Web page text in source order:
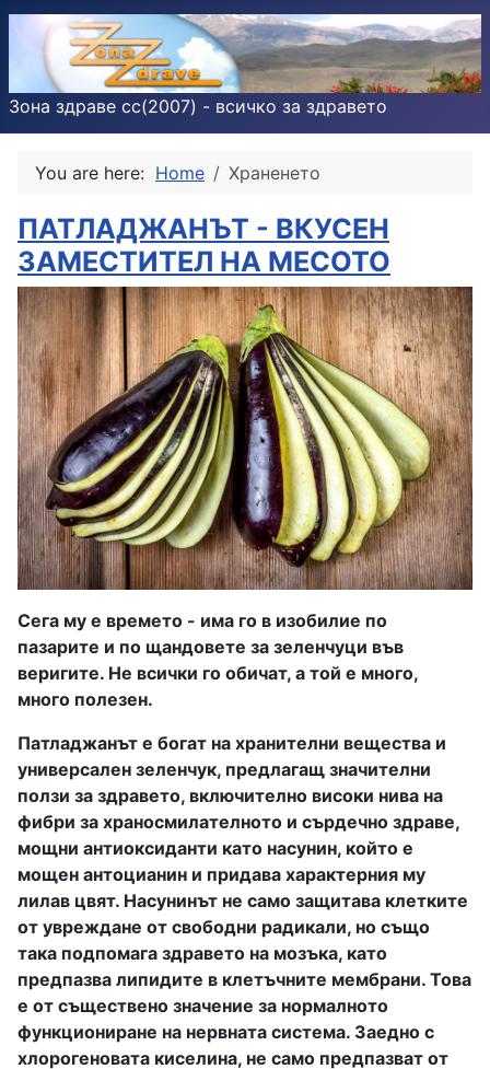
Зона здраве cc(2007) - всичко за здравето
You are here: Home Храненето
ПАТЛАДЖАНЪТ - ВКУСЕН
ЗАМЕСТИТЕЛ НА МЕСОТО
Сега му е времето - има го в изобилие по
пазарите и по щандовете за зеленчуци във
веригите. Не всички го обичат, а той е много,
много полезен.
Патладжанът е богат на хранителни вещества и
универсален зеленчук, предлагащ значителни
ползи за здравето, включително високи нива на
фибри за храносмилателното и сърдечно здраве,
мощни антиоксиданти като насунин, който е
мощен антоцианин и придава характерния му
лилав цвят. Насунинът не само защитава клетките
от увреждане от свободни радикали, но също
така подпомага здравето на мозъка, като
предпазва липидите в клетъчните мембрани. Това
е от съществено значение за нормалното
функциониране на нервната система. Заедно с
хлорогеновата киселина, не само предпазват от